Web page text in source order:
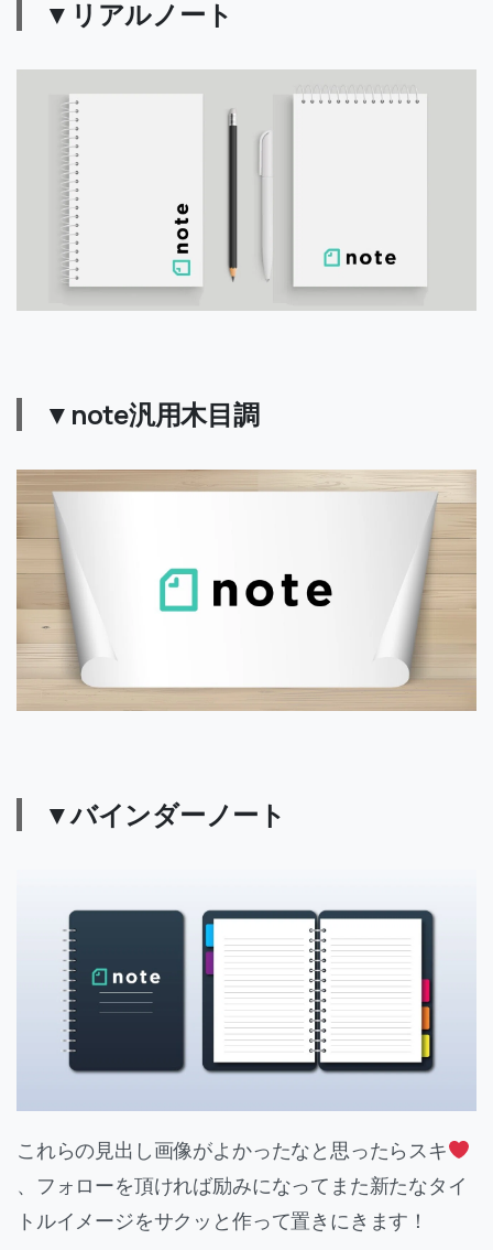
▼リアルノート
▼note汎用木目調
▼バインダーノート
これらの見出し画像がよかったなと思ったらスキ
、フォローを頂ければ励みになってまた新たなタイ
トルイメージをサクッと作って置きにきます！